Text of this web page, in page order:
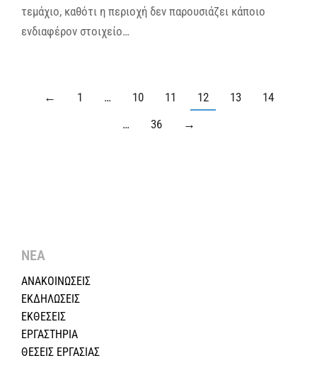
τεμάχιο, καθότι η περιοχή δεν παρουσιάζει κάποιο
ενδιαφέρον στοιχείο…
← 1 … 10 11 12 13
14
…
36 →
ΝΕΑ
ΑΝΑΚΟΙΝΩΣΕΙΣ
ΕΚΔΗΛΩΣΕΙΣ
ΕΚΘΕΣΕΙΣ
ΕΡΓΑΣΤΗΡΙΑ
ΘΕΣΕΙΣ ΕΡΓΑΣΙΑΣ